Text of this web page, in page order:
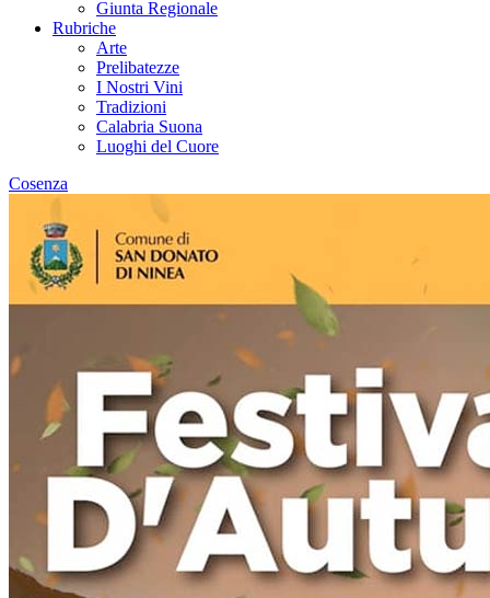
Giunta Regionale
Rubriche
Arte
Prelibatezze
I Nostri Vini
Tradizioni
Calabria Suona
Luoghi del Cuore
Cosenza